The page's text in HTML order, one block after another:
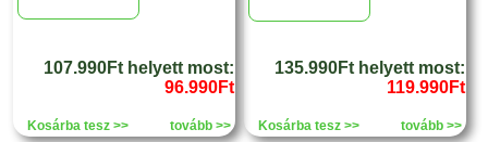
107.990Ft helyett most:
96.990Ft
Kosárba tesz >> tovább >>
135.990Ft helyett most:
119.990Ft
Kosárba tesz >> tovább >>